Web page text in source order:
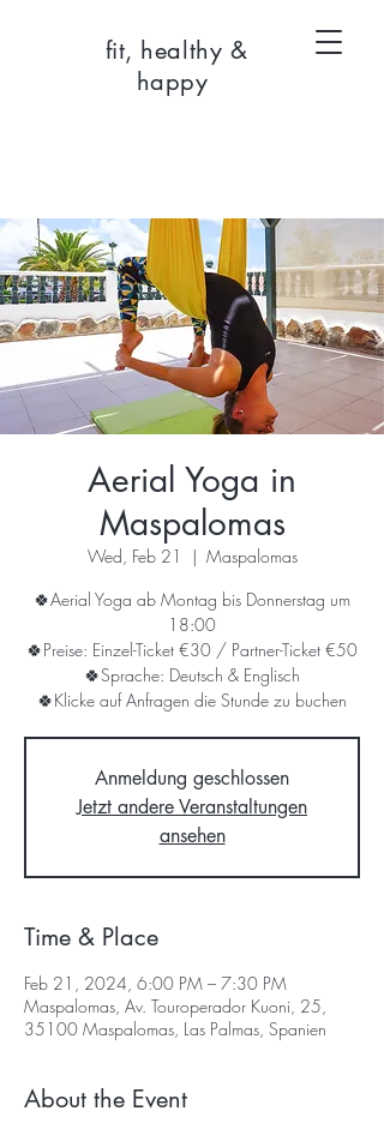
fit, healthy &
happy
Aerial Yoga in
Maspalomas
Wed, Feb 21
  |
Maspalomas
🍀Aerial Yoga ab Montag bis Donnerstag um
18:00
🍀Preise: Einzel-Ticket €30 / Partner-Ticket €50
🍀Sprache: Deutsch & Englisch
🍀Klicke auf Anfragen die Stunde zu buchen
Anmeldung geschlossen
Jetzt andere Veranstaltungen
ansehen
Time & Place
Feb 21, 2024, 6:00 PM – 7:30 PM
Maspalomas, Av. Touroperador Kuoni, 25,
35100 Maspalomas, Las Palmas, Spanien
About the Event